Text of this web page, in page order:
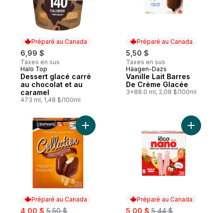
Préparé au Canada
6,99 $
Taxes en sus
Préparé au Canada
Halo Top
Dessert glacé carré
au chocolat et au
caramel
473 ml, 1,48 $/100ml
Préparé au Canada
5,50 $
Taxes en sus
Préparé au Canada
Häagen-Dazs
Vanille Lait Barres
De Crème Glacée
3x88.0 ml, 2,08 $/100ml
Préparé au Canada
sale:
4,00 $ , formerly:
5,50 $
Ajouter Collection canadienne barre de
Préparé au Canada
sale:
5,00 $ , formerly:
5,44 $
Ajouter